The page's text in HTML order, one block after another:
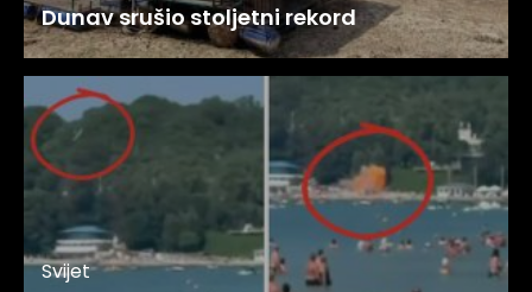
Dunav srušio stoljetni rekord
Svijet